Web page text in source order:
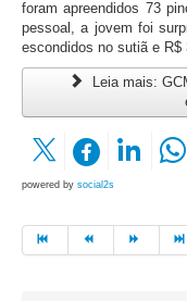
foram apreendidos 73
pessoal, a jovem foi
escondidos no sutiã e R$
Leia mais:
powered by social2s